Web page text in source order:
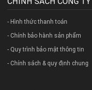
- Hình thức thanh toán
- Chính bảo hành sản phẩm
- Quy trình bảo mật thông tin
- Chính sách & quy định chung